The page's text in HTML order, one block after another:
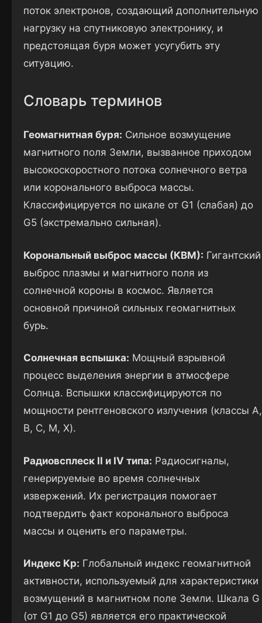
поток электронов, создающий дополнительную
нагрузку на спутниковую электронику, и
предстоящая буря может усугубить эту
ситуацию.
Словарь терминов
Геомагнитная буря: Сильное возмущение
магнитного поля Земли, вызванное приходом
высокоскоростного потока солнечного ветра
или коронального выброса массы.
Классифицируется по шкале от G1 (слабая) до
G5 (экстремально сильная).
Корональный выброс массы (КВМ): Гигантский
выброс плазмы и магнитного поля из
солнечной короны в космос. Является
основной причиной сильных геомагнитных
бурь.
Солнечная вспышка: Мощный взрывной
процесс выделения энергии в атмосфере
Солнца. Вспышки классифицируются по
мощности рентгеновского излучения (классы A,
B, C, M, X).
Радиовсплеск II и IV типа: Радиосигналы,
генерируемые во время солнечных
извержений. Их регистрация помогает
подтвердить факт коронального выброса
массы и оценить его параметры.
Индекс Kp: Глобальный индекс геомагнитной
активности, используемый для характеристики
возмущений в магнитном поле Земли. Шкала G
(от G1 до G5) является его практической